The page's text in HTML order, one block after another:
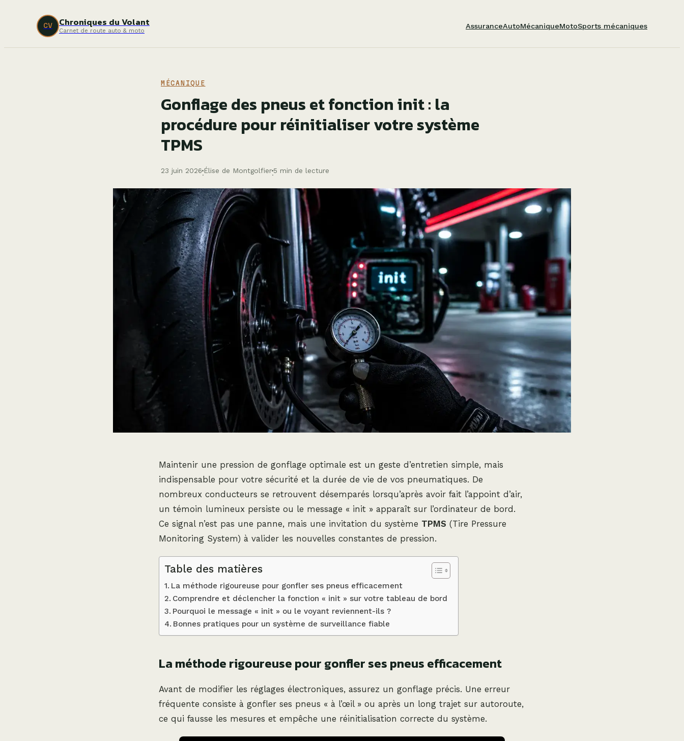
CV Chroniques du Volant
Carnet de route auto & moto
AssuranceAutoMécaniqueMotoSports mécaniques
MÉCANIQUE
Gonflage des pneus et fonction init : la
procédure pour réinitialiser votre système
TPMS
23 juin 2026
·
Élise de Montgolfier
·
5 min de lecture
Maintenir une pression de gonflage optimale est un geste d’entretien simple, mais
indispensable pour votre sécurité et la durée de vie de vos pneumatiques. De
nombreux conducteurs se retrouvent désemparés lorsqu’après avoir fait l’appoint d’air,
un témoin lumineux persiste ou le message « init » apparaît sur l’ordinateur de bord.
Ce signal n’est pas une panne, mais une invitation du système TPMS (Tire Pressure
Monitoring System) à valider les nouvelles constantes de pression.
Table des matières
La méthode rigoureuse pour gonfler ses pneus efficacement
Comprendre et déclencher la fonction « init » sur votre tableau de bord
Pourquoi le message « init » ou le voyant reviennent-ils ?
Bonnes pratiques pour un système de surveillance fiable
La méthode rigoureuse pour gonfler ses pneus efficacement
Avant de modifier les réglages électroniques, assurez un gonflage précis. Une erreur
fréquente consiste à gonfler ses pneus « à l’œil » ou après un long trajet sur autoroute,
ce qui fausse les mesures et empêche une réinitialisation correcte du système.